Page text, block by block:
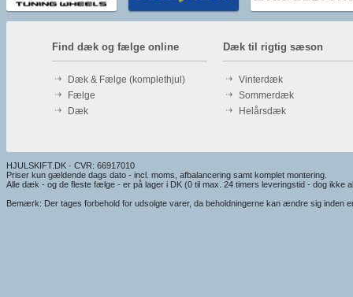
Find dæk og fælge online
Dæk & Fælge (komplethjul)
Fælge
Dæk
Dæk til rigtig sæson
Vinterdæk
Sommerdæk
Helårsdæk
HJULSKIFT.DK · CVR: 66917010
Priser kun gældende dags dato - incl. moms, afbalancering samt komplet montering.
Alle dæk - og de fleste fælge - er på lager i DK (0 til max. 24 timers leveringstid - dog ikke
Bemærk: Der tages forbehold for udsolgte varer, da beholdningerne kan ændre sig inden